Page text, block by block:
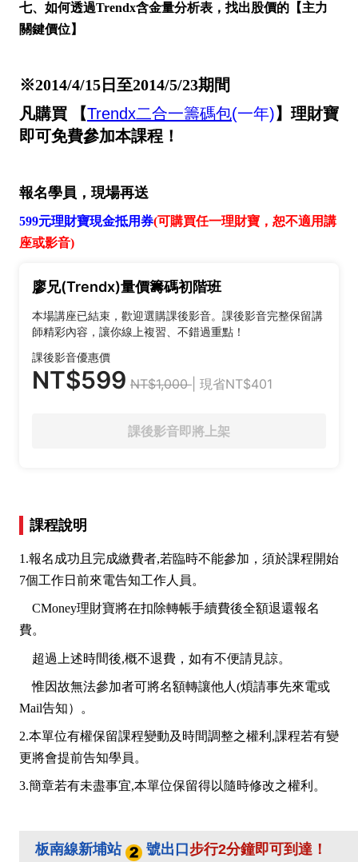
七、如何透過Trendx含金量分析表，找出股價的【主力
關鍵價位】
※2014/4/15日至2014/5/23期間
凡購買 【Trendx二合一籌碼包(一年)】理財寶
即可免費參加本課程！
報名學員，現場再送
599元理財寶現金抵用券(可購買任一理財寶，恕不適用講
座或影音)
廖兄(Trendx)量價籌碼初階班
本場講座已結束，歡迎選購課後影音。課後影音完整保留講
師精彩內容，讓你線上複習、不錯過重點！
課後影音優惠價
NT$599 NT$1,000 | 現省NT$401
課後影音即將上架
課程說明
1.報名成功且完成繳費者,若臨時不能參加，須於課程開始
7個工作日前來電告知工作人員。
CMoney理財寶將在扣除轉帳手續費後全額退還報名
費。
超過上述時間後,概不退費，如有不便請見諒。
惟因故無法參加者可將名額轉讓他人(煩請事先來電或
Mail告知）。
2.本單位有權保留課程變動及時間調整之權利,課程若有變
更將會提前告知學員。
3.簡章若有未盡事宜,本單位保留得以隨時修改之權利。
板南線新埔站 號出口 步行2分鐘即可到達！